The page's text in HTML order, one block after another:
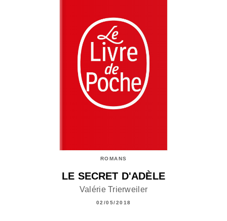
ROMANS
LE SECRET D'ADÈLE
Valérie Trierweiler
02/05/2018